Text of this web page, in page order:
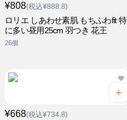
¥808(税込¥888.8)
ロリエ しあわせ素肌 もちふわfit 特
に多い昼用25cm 羽つき 花王
26個
¥668(税込¥734.8)